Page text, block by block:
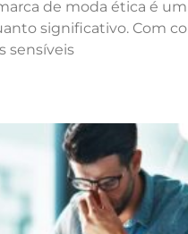
de moda ética é
significativo. Com
sensíveis